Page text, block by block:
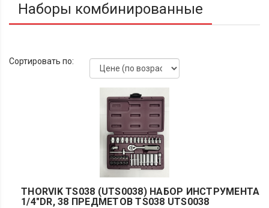
Наборы комбинированные
Сортировать по:
THORVIK TS038 (UTS0038) НАБОР ИНСТРУМЕНТА
1/4"DR, 38 ПРЕДМЕТОВ TS038 UTS0038